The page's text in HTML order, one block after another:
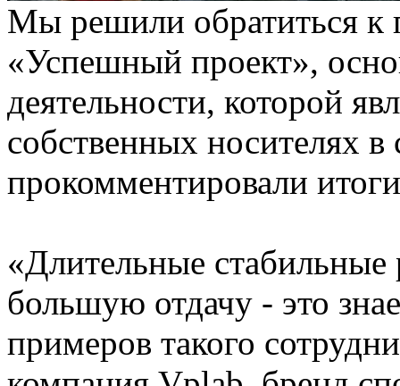
Мы решили обратиться к
«Успешный проект»,
деятельности, которой
собственных носителях
прокомментировали
«Длительные
большую отдачу - это
примеров такого